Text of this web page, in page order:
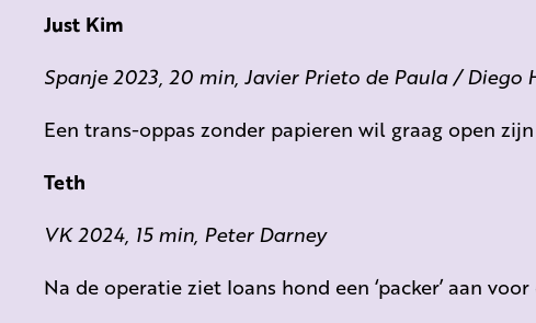
Just Kim
Spanje 2023, 20 min, Javier Prieto de Paula / Diego
Een trans-oppas zonder papieren wil graag open
Teth
VK 2024, 15 min, Peter Darney
Na de operatie ziet Ioans hond een ‘packer’ aan